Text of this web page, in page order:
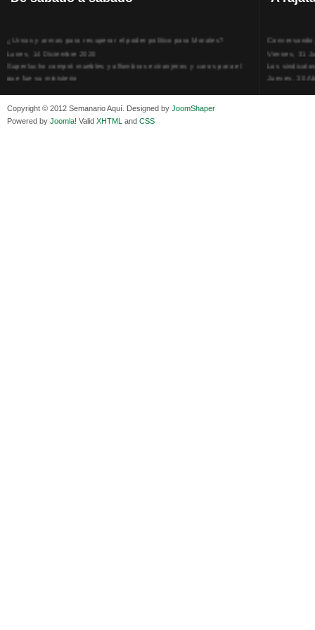
¿Urnas y armas para recuperar el poder político para Morales?
Superlucho compró muebles y alfombras extranjeros y caros para el
que fue su ministerio
Viernes, 11 Diciembre 2020
Medios de difusión, amigos y enemigos de Evo Morales
Jueves, 30
Copyright © 2012 Semanario Aquí. Designed by JoomShaper
Powered by Joomla! Valid XHTML and CSS